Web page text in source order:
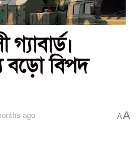
বড়ো বিপদ
ago AA